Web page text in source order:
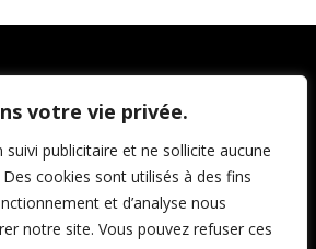
votre vie privée.
suivi publicitaire et ne sollicite aucune
cookies sont utilisés à des fins
et d’analyse nous
notre site. Vous pouvez refuser ces